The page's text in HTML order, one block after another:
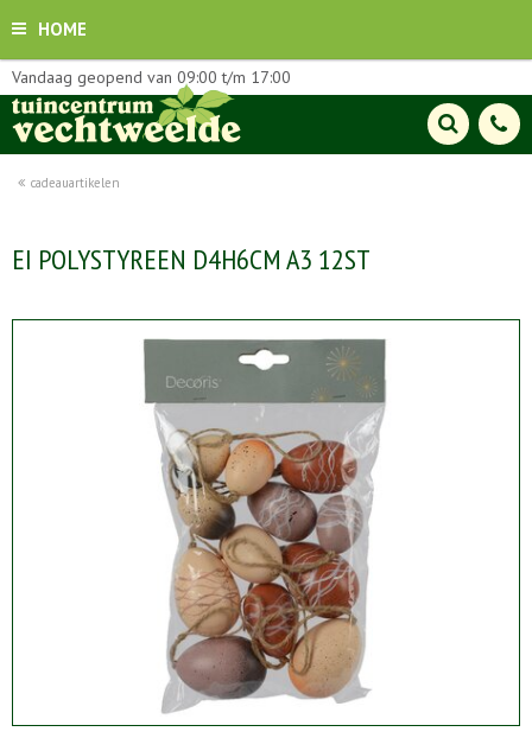
HOME
cadeauartikelen
Vandaag geopend van 09:00 t/m 17:00
EI POLYSTYREEN D4H6CM A3 12ST